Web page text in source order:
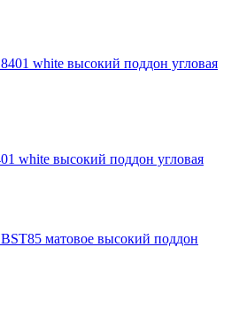
white высокий поддон угловая